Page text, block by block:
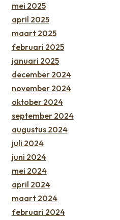
mei 2025
april 2025
maart 2025
februari 2025
januari 2025
december 2024
november 2024
oktober 2024
september 2024
augustus 2024
juli 2024
juni 2024
mei 2024
april 2024
maart 2024
februari 2024